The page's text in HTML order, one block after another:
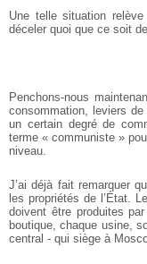
Une telle situation
déceler quoi que ce soit
Penchons-nous
consommation, leviers
un certain degré de
terme « communiste »
niveau.
J’ai déjà fait remarquer
les propriétés de l’État.
doivent être produites
boutique, chaque usine,
central - qui siège à